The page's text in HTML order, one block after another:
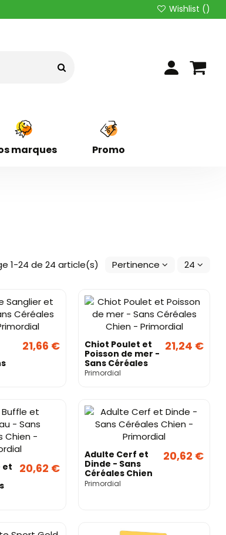
Wishlist ()
marques Promo
1-24 de 24 article(s) Pertinence 24
-
21,66 €
Chiot Poulet et
Poisson de mer -
Sans Céréales
Chien -
Primordial
21,24 €
et
20,62 €
Adulte Cerf et
Dinde - Sans
Céréales Chien
- Primordial
Primordial
20,62 €